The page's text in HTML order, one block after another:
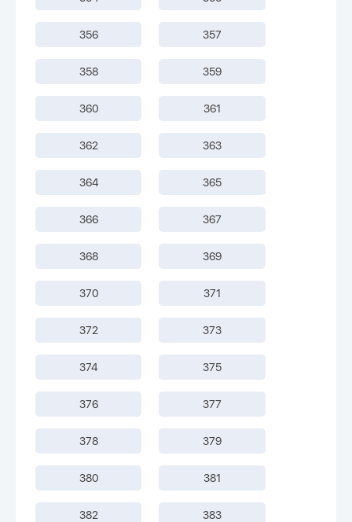
356 357
358 359
360 361
362 363
364 365
366 367
368 369
370 371
372 373
374 375
376 377
378 379
380 381
382 383